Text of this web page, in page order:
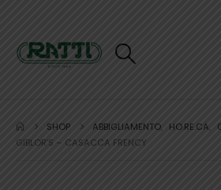
SHOP ABBIGLIAMENTO HO.RE.CA
GIBLOR’S – CASACCA FRENCY